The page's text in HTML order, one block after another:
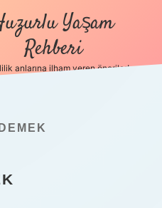
Yaşam
Rehberi
anlarına ilham veren öneriler!